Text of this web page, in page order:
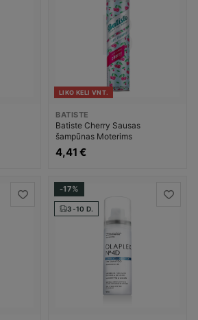
LIKO KELI VNT.
BATISTE
Batiste Cherry Sausas
šampūnas Moterims
4,41 €
-17%
3-10 D.